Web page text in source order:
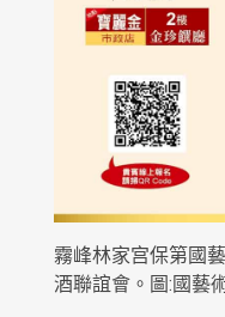
霧峰林家宫保第國
酒聯誼會。圖:國藝